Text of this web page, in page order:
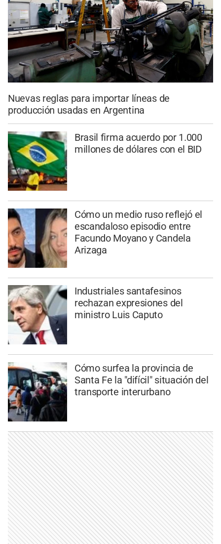
Nuevas reglas para importar líneas de
producción usadas en Argentina
Brasil firma acuerdo por 1.000
millones de dólares con el BID
Cómo un medio ruso reflejó el
escandaloso episodio entre
Facundo Moyano y Candela
Arizaga
Industriales santafesinos
rechazan expresiones del
ministro Luis Caputo
Cómo surfea la provincia de
Santa Fe la "difícil" situación del
transporte interurbano